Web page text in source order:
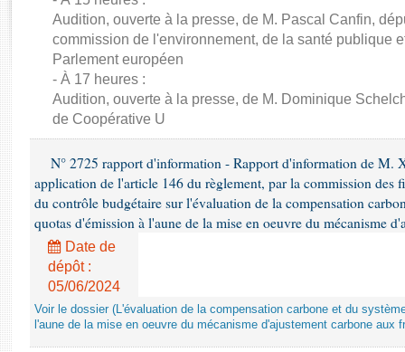
Rapports d'enquête
Rapports législatifs
Rapports sur l'application des lois
Baromètre de l’application des lois
Dossiers législatifs
Questions écrites et orales
Comptes rendus des débats
Audition, ouverte à la presse, de M. Pascal Canfin,
commission de l'environnement, de la santé publique
Parlement européen
- À 17 heures :
Audition, ouverte à la presse, de M. Dominique
de Coopérative U
N° 2725 rapport d'information - Rapport d'information de M.
application de l'article 146 du règlement, par la commission des
du contrôle budgétaire sur l'évaluation de la compensation
quotas d'émission à l'aune de la mise en oeuvre du mécanisme
Date de
dépôt :
05/06/2024
Voir le dossier (L'évaluation de la compensation carbone et du
l'aune de la mise en oeuvre du mécanisme d'ajustement carbone aux